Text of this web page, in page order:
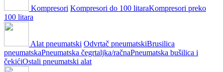
Kompresori Kompresori do 100 litaraKompresori preko
100 litara
Alat pneumatski Odvrtač pneumatskiBrusilica
pneumatskaPneumatska čegrtaljka/račnaPneumatska bušilica i
čekićiOstali pneumatski alat